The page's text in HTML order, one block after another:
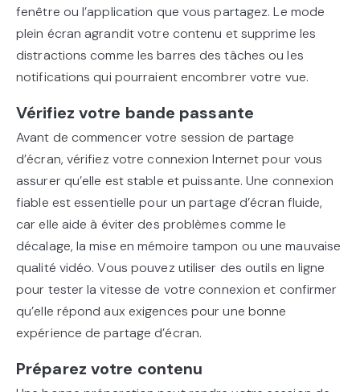
fenêtre ou l’application que vous partagez. Le mode
plein écran agrandit votre contenu et supprime les
distractions comme les barres des tâches ou les
notifications qui pourraient encombrer votre vue.
Vérifiez votre bande passante
Avant de commencer votre session de partage
d’écran, vérifiez votre connexion Internet pour vous
assurer qu’elle est stable et puissante. Une connexion
fiable est essentielle pour un partage d’écran fluide,
car elle aide à éviter des problèmes comme le
décalage, la mise en mémoire tampon ou une mauvaise
qualité vidéo. Vous pouvez utiliser des outils en ligne
pour tester la vitesse de votre connexion et confirmer
qu’elle répond aux exigences pour une bonne
expérience de partage d’écran.
Préparez votre contenu